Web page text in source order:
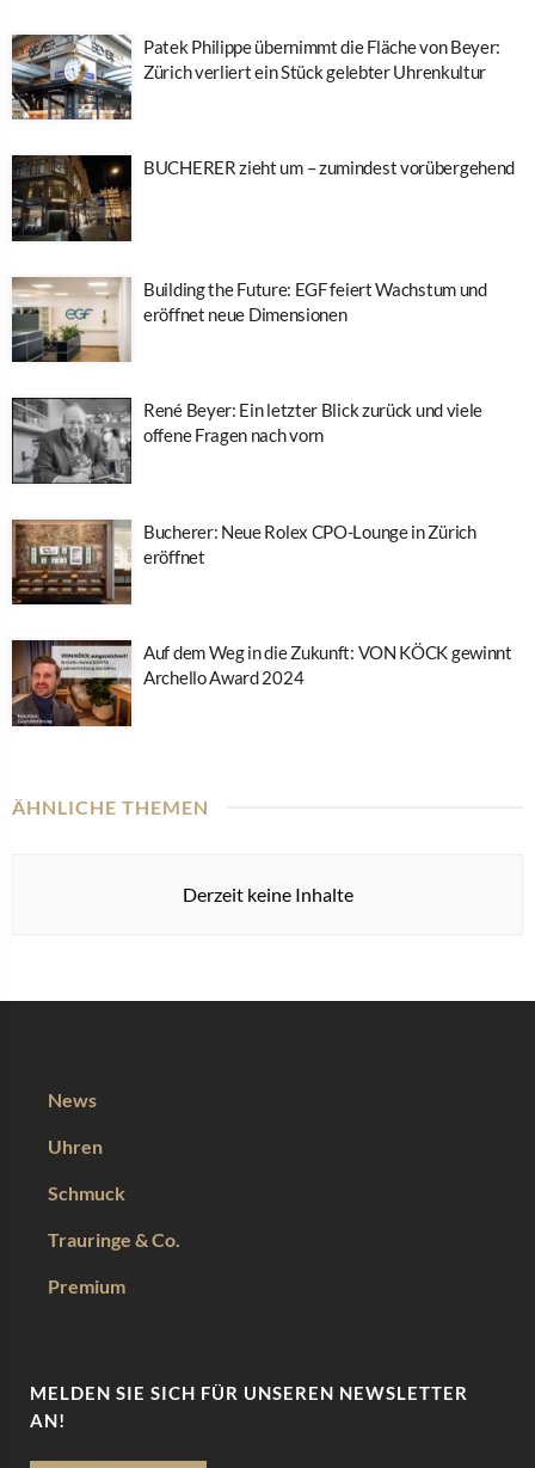
Patek Philippe übernimmt die Fläche von Beyer:
Zürich verliert ein Stück gelebter Uhrenkultur
BUCHERER zieht um – zumindest vorübergehend
Building the Future: EGF feiert Wachstum und
eröffnet neue Dimensionen
René Beyer: Ein letzter Blick zurück und viele
offene Fragen nach vorn
Bucherer: Neue Rolex CPO-Lounge in Zürich
eröffnet
Auf dem Weg in die Zukunft: VON KÖCK gewinnt
Archello Award 2024
ÄHNLICHE THEMEN
Derzeit keine Inhalte
News
Uhren
Schmuck
Trauringe & Co.
Premium
MELDEN SIE SICH FÜR UNSEREN NEWSLETTER
AN!